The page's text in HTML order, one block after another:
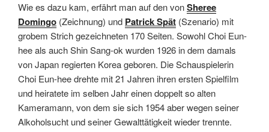
Wie es dazu kam, erfährt man auf den vonSheree
Domingo (Zeichnung) und Patrick Spät (Szenario) mit
grobem Strich gezeichneten 170 Seiten. Sowohl Choi Eun-
hee als auch Shin Sang-ok wurden 1926 in dem damals
von Japan regierten Korea geboren. Die Schauspielerin
Choi Eun-hee drehte mit 21 Jahren ihren ersten Spielfilm
und heiratete im selben Jahr einen doppelt so alten
Kameramann, von dem sie sich 1954 aber wegen seiner
Alkoholsucht und seiner Gewalttätigkeit wieder trennte.